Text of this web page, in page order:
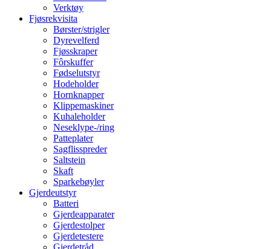
Verktøy
Fjøsrekvisita
Børster/strigler
Dyrevelferd
Fjøsskraper
Fôrskuffer
Fødselutstyr
Hodeholder
Hornknapper
Klippemaskiner
Kuhaleholder
Neseklype-/ring
Patteplater
Sagflisspreder
Saltstein
Skaft
Sparkebøyler
Gjerdeutstyr
Batteri
Gjerdeapparater
Gjerdestolper
Gjerdetestere
Gjerdetråd